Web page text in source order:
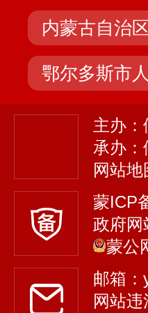
内蒙古自治
鄂尔多斯市
主办：
承办
网站地
蒙ICP
政府网
蒙公
邮箱
网站